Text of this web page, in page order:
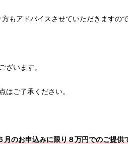
もアドバイスさせていただきますの
ざいます。
はご了承ください。
のお申込みに限り８万円でのご提供